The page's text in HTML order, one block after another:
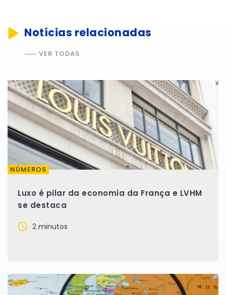
Notícias relacionadas
VER TODAS
NÚMEROS
Luxo é pilar da economia da França e LVHM
se destaca
2 minutos